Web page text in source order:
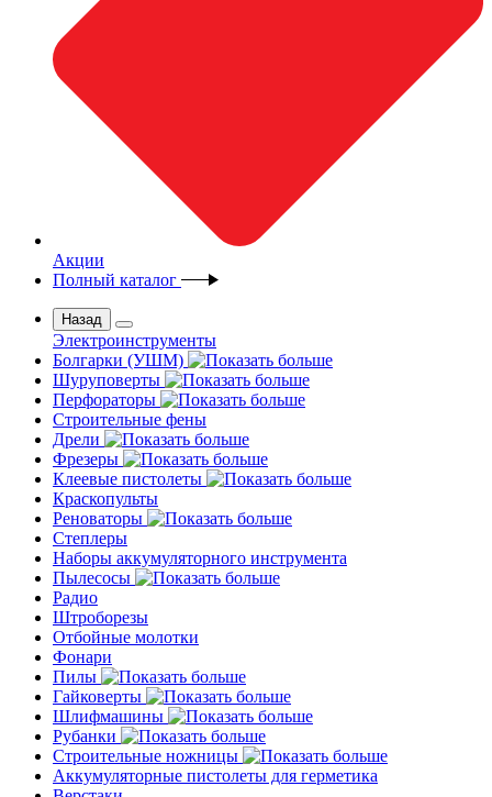
Акции
Полный каталог
Назад
Электроинструменты
Болгарки (УШМ)
Шуруповерты
Перфораторы
Строительные фены
Дрели
Фрезеры
Клеевые пистолеты
Краскопульты
Реноваторы
Степлеры
Наборы аккумуляторного инструмента
Пылесосы
Радио
Штроборезы
Отбойные молотки
Фонари
Пилы
Гайковерты
Шлифмашины
Рубанки
Строительные ножницы
Аккумуляторные пистолеты для герметика